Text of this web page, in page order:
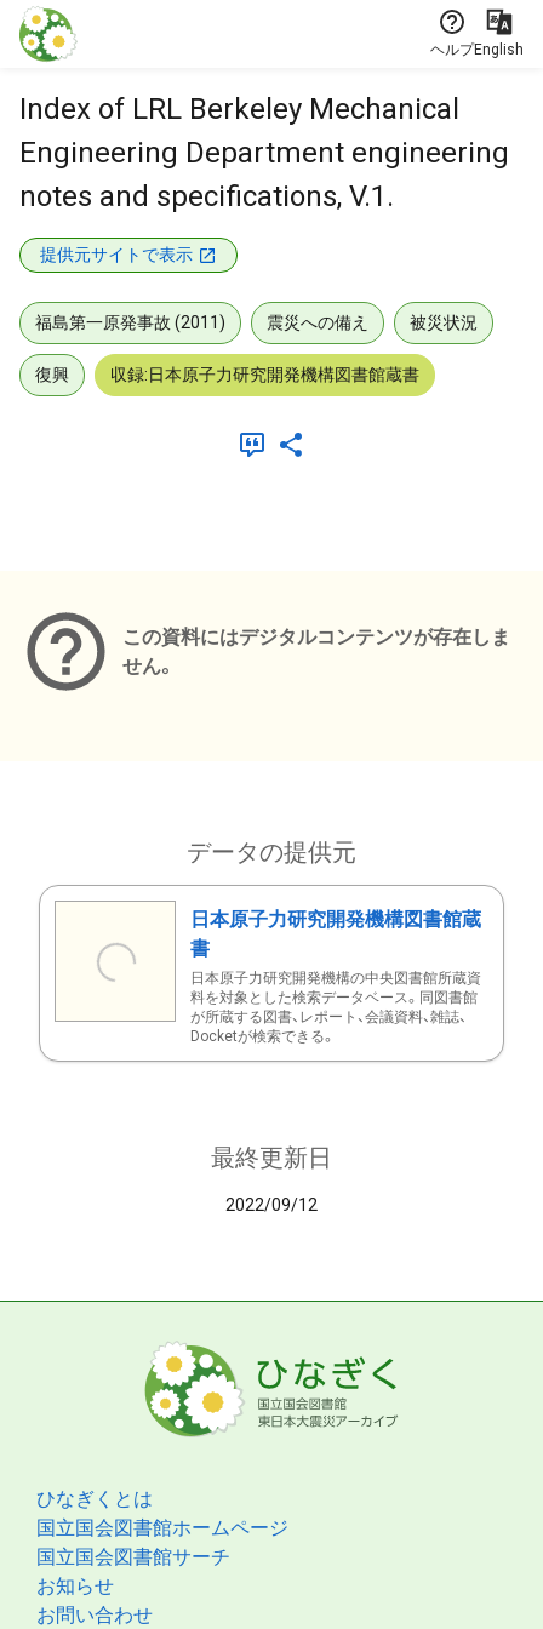
本文に飛ぶ
ヘルプEnglish
Index of LRL Berkeley Mechanical
Engineering Department engineering
notes and specifications, V.1.
提供元サイトで表示
福島第一原発事故 (2011) 震災への備え 被災状況
復興 収録:日本原子力研究開発機構図書館蔵書
この資料にはデジタルコンテンツが存在しま
せん。
データの提供元
日本原子力研究開発機構図書館蔵
書
日本原子力研究開発機構の中央図書館所蔵資
料を対象とした検索データベース。同図書館
が所蔵する図書、レポート、会議資料、雑誌、
Docketが検索できる。
最終更新日
2022/09/12
ひなぎくとは
国立国会図書館ホームページ
国立国会図書館サーチ
お知らせ
お問い合わせ